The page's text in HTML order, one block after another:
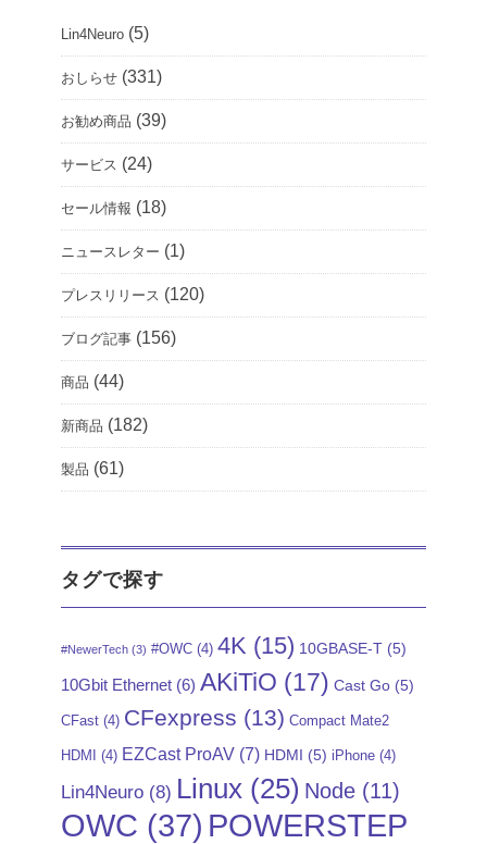
Lin4Neuro (5)
おしらせ (331)
お勧め商品 (39)
サービス (24)
セール情報 (18)
ニュースレター (1)
プレスリリース (120)
ブログ記事 (156)
商品 (44)
新商品 (182)
製品 (61)
タグで探す
#NewerTech (3) #OWC (4) 4K (15) 10GBASE-T (5)
10Gbit Ethernet (6) AKiTiO (17) Cast Go (5)
CFast (4) CFexpress (13) Compact Mate2
HDMI (4) EZCast ProAV (7) HDMI (5) iPhone (4)
Lin4Neuro (8) Linux (25) Node (11)
OWC (37) POWERSTEP